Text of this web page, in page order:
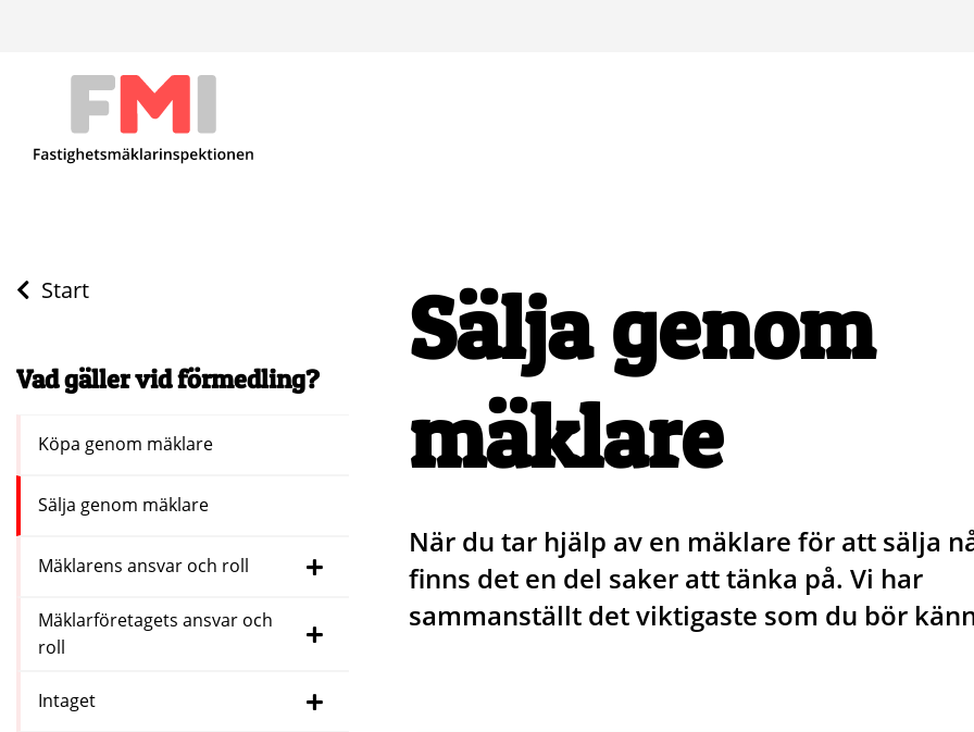
Start
Vad gäller vid förmedling?
Köpa genom mäklare
Sälja genom mäklare
Mäklarens ansvar och roll
Mäklarföretagets ansvar och
roll
Intaget
Sälja genom
mäklare
När du tar hjälp av en mäklare för att sälja
finns det en del saker att tänka på. Vi har
sammanställt det viktigaste som du bör